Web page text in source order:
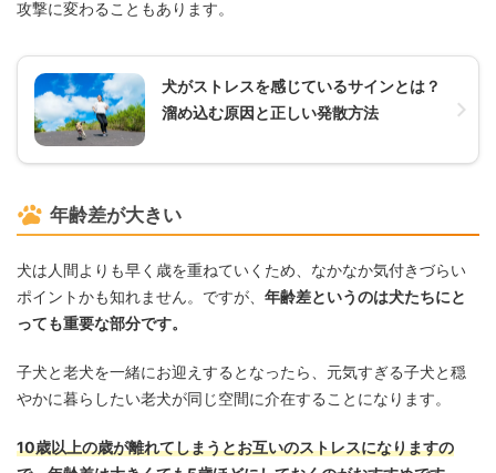
攻撃に変わることもあります。
犬がストレスを感じているサインとは？
溜め込む原因と正しい発散方法
年齢差が大きい
犬は人間よりも早く歳を重ねていくため、なかなか気付きづらい
ポイントかも知れません。ですが、 年齢差というのは犬たちにと
っても重要な部分です。
子犬と老犬を一緒にお迎えするとなったら、元気すぎる子犬と穏
やかに暮らしたい老犬が同じ空間に介在することになります。
10歳以上の歳が離れてしまうとお互いのストレスになりますの